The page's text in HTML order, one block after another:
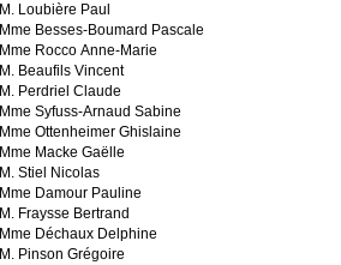
M. Loubière Paul
Mme Besses-Boumard Pascale
Mme Rocco Anne-Marie
M. Beaufils Vincent
M. Perdriel Claude
Mme Syfuss-Arnaud Sabine
Mme Ottenheimer Ghislaine
Mme Macke Gaëlle
M. Stiel Nicolas
Mme Damour Pauline
M. Fraysse Bertrand
Mme Déchaux Delphine
M. Pinson Grégoire